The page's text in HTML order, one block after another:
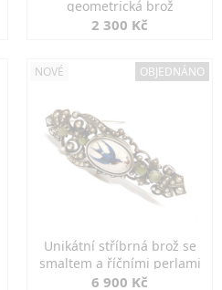
geometrická brož
2 300 Kč
NOVÉ OBJEDNÁNO
Unikátní stříbrná brož se
smaltem a říčními perlami
6 900 Kč